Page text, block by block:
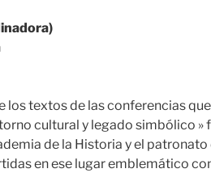
los textos de las conferencias
cultural y legado simbólico »
de la Historia y el patronato
en ese lugar emblemático